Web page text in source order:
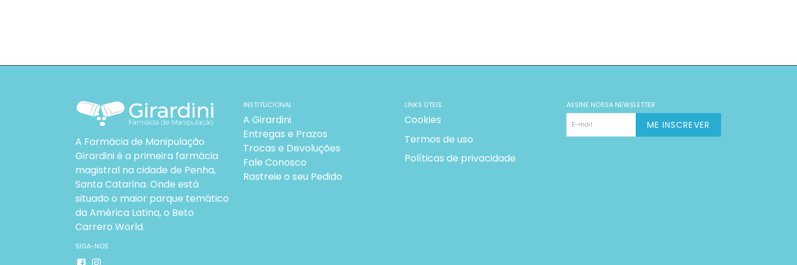
A Farmácia de Manipulação
Girardini é a primeira farmácia
magistral na cidade de Penha,
Santa Catarina. Onde está
situado o maior parque temático
da América Latina, o Beto
Carrero World.
SIGA-NOS
Facebook
Instagram
INSTITUCIONAL
A Girardini
Entregas e Prazos
Trocas e Devoluções
Fale Conosco
Rastreie o seu Pedido
LINKS ÚTEIS
Cookies
Termos de uso
Políticas de privacidade
ASSINE NOSSA NEWSLETTER
ME INSCREVER